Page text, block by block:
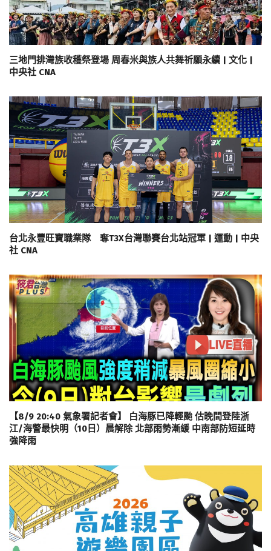
三地門排灣族收穫祭登場 周春米與族人共舞祈願永續 | 文化 |
中央社 CNA
台北永豐旺寶職業隊 奪T3X台灣聯賽台北站冠軍 | 運動 | 中央
社 CNA
【8/9 20:40 氣象署記者會】 白海豚已降輕颱 估晚間登陸浙
江/海警最快明（10日）晨解除 北部雨勢漸緩 中南部防短延時
強降雨